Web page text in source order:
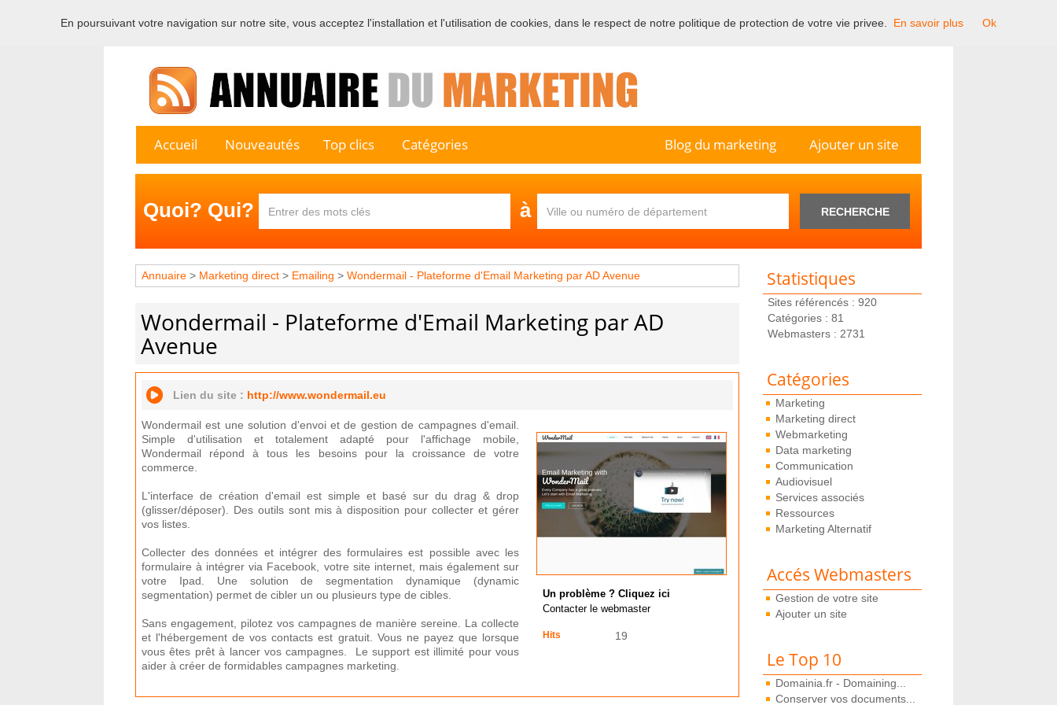
Bienvenue sur l'annuaire professionnel du marketing et de la communication en France.
Accueil Nouveautés Top clics Catégories Ajouter un site
Blog du marketing
Quoi? Qui? à RECHERCHE
Statistiques
Sites référencés : 920
Catégories : 81
Webmasters : 2731
Catégories
Marketing
Marketing direct
Webmarketing
Data marketing
Communication
Audiovisuel
Services associés
Ressources
Marketing Alternatif
Accés Webmasters
Gestion de votre site
Ajouter un site
Le Top 10
Domainia.fr - Domaining...
Conserver vos documents...
Annuaire > Marketing direct > Emailing > Wondermail - Plateforme d'Email Marketing par AD Avenue
Wondermail - Plateforme d'Email Marketing par AD
Avenue
Lien du site : http://www.wondermail.eu
Wondermail est une solution d'envoi et de gestion de campagnes d'email.
Simple d'utilisation et totalement adapté pour l'affichage mobile,
Wondermail répond à tous les besoins pour la croissance de votre
commerce.
L'interface de création d'email est simple et basé sur du drag & drop
(glisser/déposer). Des outils sont mis à disposition pour collecter et gérer
vos listes.
Collecter des données et intégrer des formulaires est possible avec les
formulaire à intégrer via Facebook, votre site internet, mais également sur
votre Ipad. Une solution de segmentation dynamique (dynamic
segmentation) permet de cibler un ou plusieurs type de cibles.
Sans engagement, pilotez vos campagnes de manière sereine. La collecte
et l'hébergement de vos contacts est gratuit. Vous ne payez que lorsque
vous êtes prêt à lancer vos campagnes. Le support est illimité pour vous
aider à créer de formidables campagnes marketing.
Un problème ? Cliquez ici
Contacter le webmaster
Hits 19
En poursuivant votre navigation sur notre site, vous acceptez l'installation et l'utilisation de cookies, dans le respect de notre politique de protection de votre vie privee. En savoir plus Ok